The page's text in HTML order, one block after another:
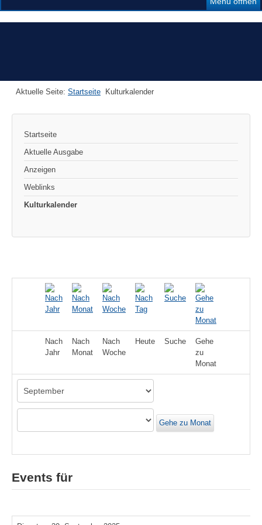
Aktuelle Seite: Startseite Kulturkalender
Startseite
Aktuelle Ausgabe
Anzeigen
Weblinks
Kulturkalender
Nach
Jahr
Nach
Monat
Nach
Woche
Heute Suche
Gehe
zu
Monat
Gehe zu Monat
Events für